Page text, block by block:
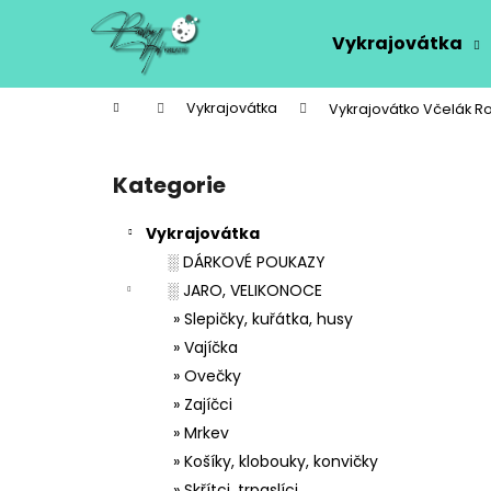
Vykrajovátka
Domů Vykrajovátka Vykrajovátko Včelák
Přeskočit
kategorie
Kategorie
Vykrajovátka
░ DÁRKOVÉ POUKAZY
░ JARO, VELIKONOCE
» Slepičky, kuřátka, husy
» Vajíčka
» Ovečky
» Zajíčci
» Mrkev
» Košíky, klobouky, konvičky
í
Zpět
do
Zpět
do